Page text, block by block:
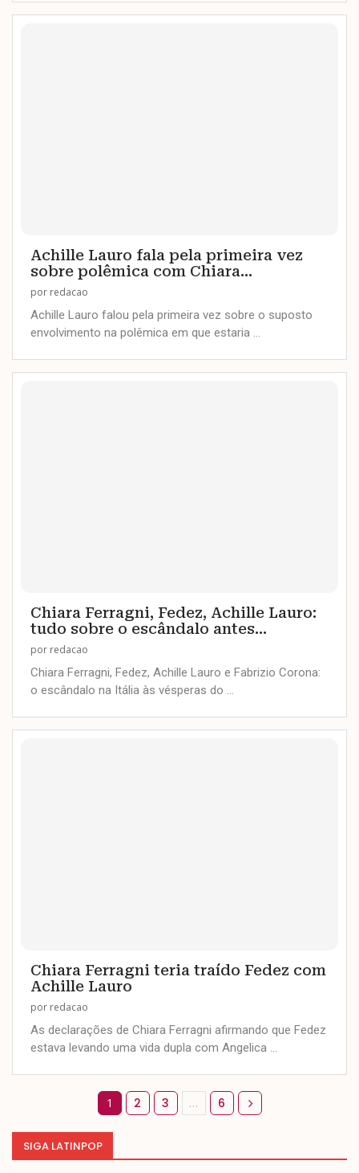
Achille Lauro fala pela primeira vez
sobre polêmica com Chiara...
por redacao
Achille Lauro falou pela primeira vez sobre o suposto
envolvimento na polêmica em que estaria …
Chiara Ferragni, Fedez, Achille Lauro:
tudo sobre o escândalo antes...
por redacao
Chiara Ferragni, Fedez, Achille Lauro e Fabrizio Corona:
o escândalo na Itália às vésperas do …
Chiara Ferragni teria traído Fedez com
Achille Lauro
por redacao
As declarações de Chiara Ferragni afirmando que Fedez
estava levando uma vida dupla com Angelica …
1 2 3 … 6
SIGA LATINPOP